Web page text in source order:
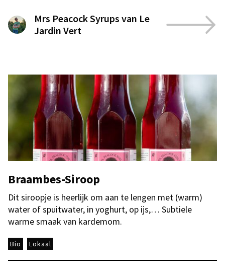
Mrs Peacock Syrups van Le
Jardin Vert
Braambes-Siroop
Dit siroopje is heerlijk om aan te lengen met (warm)
water of spuitwater, in yoghurt, op ijs,… Subtiele
warme smaak van kardemom.
Bio Lokaal